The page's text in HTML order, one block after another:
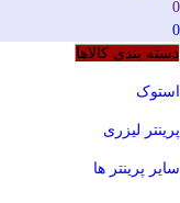
0
0
دسته بندی کالاها
استوک
پرینتر لیزری
سایر پرینتر ها